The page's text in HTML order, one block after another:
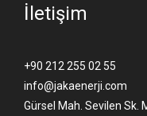
İletişim
+90 212 255 02 55
info@jakaenerji.com
Gürsel Mah. Sevilen Sk.